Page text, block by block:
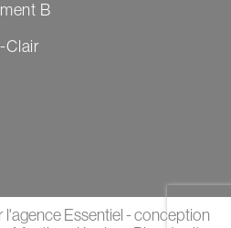
B
Clair
l'agence Essentiel - conception